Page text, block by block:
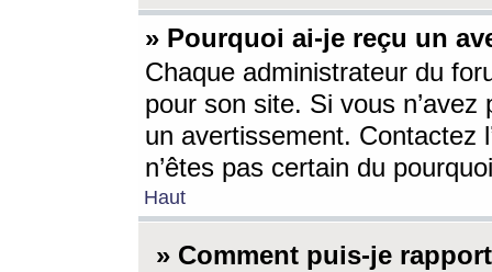
» Pourquoi ai-je reçu un
Chaque administrateur du
pour son site. Si vous
un avertissement. Contactez
n’êtes pas certain du
Haut
» Comment puis-je